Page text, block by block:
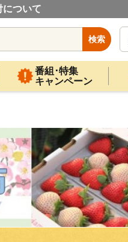
について
検索
番組･特集
キャンペーン